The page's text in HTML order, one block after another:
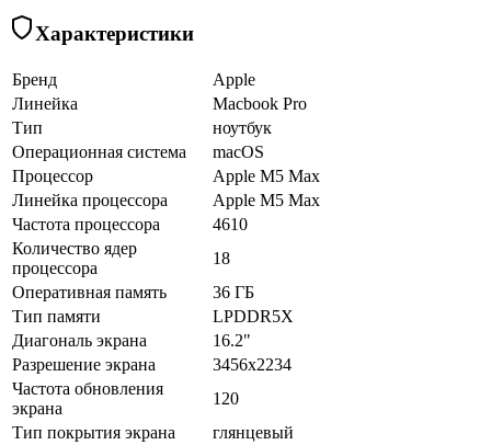
Характеристики
Бренд
Apple
Линейка
Macbook Pro
Тип
ноутбук
Операционная система
macOS
Процессор
Apple M5 Max
Линейка процессора
Apple M5 Max
Частота процессора
4610
Количество ядер
процессора
18
Оперативная память
36 ГБ
Тип памяти
LPDDR5X
Диагональ экрана
16.2"
Разрешение экрана
3456x2234
Частота обновления
экрана
120
Тип покрытия экрана
глянцевый